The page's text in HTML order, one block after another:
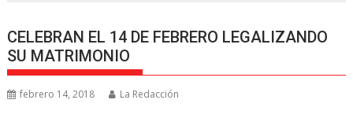
CELEBRAN EL 14 DE FEBRERO LEGALIZANDO
SU MATRIMONIO
febrero 14, 2018 La Redacción